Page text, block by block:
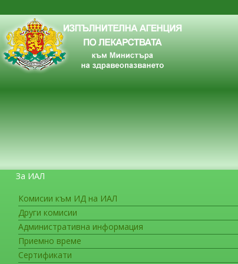
За ИАЛ
Комисии към ИД на ИАЛ
Други комисии
Административна информация
Приемно време
Сертификати
ЗА ГРАЖДАНИТЕ